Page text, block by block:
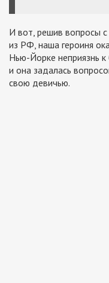
И вот, решив вопросы
из РФ, наша героиня
Нью-Йорке неприязнь
и она задалась
свою девичью.